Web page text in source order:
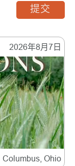
2026年8月7日
Columbus, Ohio
提交